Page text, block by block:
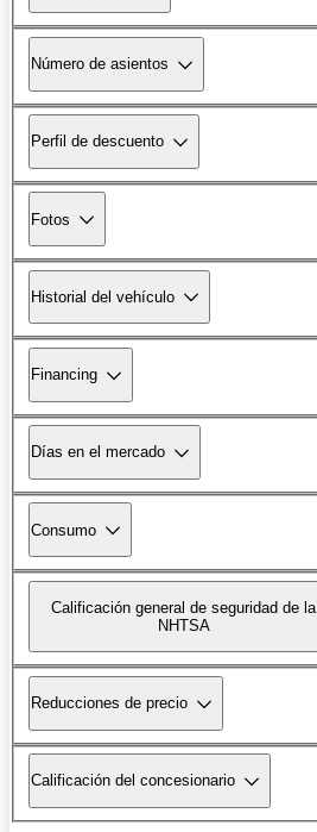
Número de asientos
Perfil de descuento
Fotos
Historial del vehículo
Financing
Días en el mercado
Consumo
Calificación general de seguridad de la
NHTSA
Reducciones de precio
Calificación del concesionario